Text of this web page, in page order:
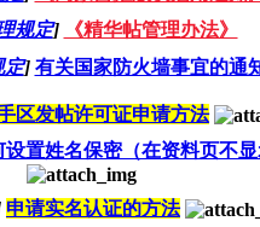
规定]
《精华帖管理办法》
定] 有关国家防火墙事宜的通
区发帖许可证申请方法
设置姓名保密（在资料页不
申请实名认证的方法